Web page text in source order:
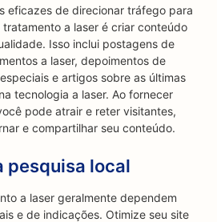
eficazes de direcionar tráfego para
a laser é criar conteúdo
Isso inclui postagens de
a laser, depoimentos de
e artigos sobre as últimas
tecnologia a laser. Ao fornecer
pode atrair e reter visitantes,
e compartilhar seu conteúdo.
pesquisa local
a laser geralmente dependem
e de indicações. Otimize seu site